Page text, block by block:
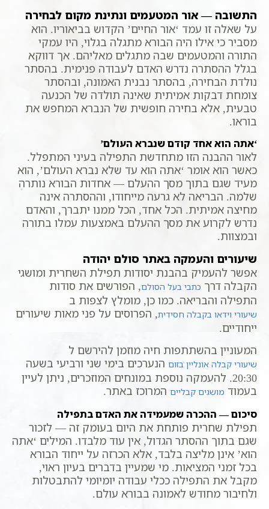
התשובה — אור המטעמים ונתינת מקום לבחירה
על שאלה זו עמד ‘אור החיים’ הקדוש בביאוריו. הוא
מסביר כי אילו היה הבורא מתגלה בגלוי, היו עמקי
התורה והמטעמים שבה מתגלים מאליהם. אך דווקא
בגלל ההסתרה נדרש האדם לעבודה פנימית. בהסתר
נולדת הבחירה, בהסתר נבנית האמונה, ובהסתר
צומחת דבקות אמיתית שאינה תולדה של הכנעה
טבעית, אלא בחירה חופשית של הנברא המחפש את
בוראו.
‘אתה הוא אחד קודם שנברא העולם’
לאור ההבנה הזו מתחדשת התפילה בעיני המתפלל.
כאשר הוא אומר ‘אתה הוא עד שלא נברא העולם’, הוא
מעיד שגם בתוך מסך ההעלם — אחדות הבורא נותרה
שלמה. הבריאה לא גרעה מייחודו, וההסתרה אינה
מחיצה אמיתית. הכל אחד, הכל ממנו יתברך, והאדם
נדרש לקרוע את מסך ההעלם באמצעות עמלו בתורה
ובמצוות.
שיעורים והעמקה באתר סולם יהודה
אפשר להעמיק בהבנת יסודות תפילת השחרית ומושגי
הקבלה דרך כתבי בעל הסולם, הפורשים את סודות
התפילה והבריאה. כמו כן, מומלץ לצפות ב
שיעורי וידאו בקבלה חסידית, הפרוסים על פני מאות שיעורים
ייחודיים.
המעוניין בהשתתפות חיה מוזמן להירשם ל
שיעורי קבלה אונליין בזום הנערכים בימי שני ורביעי בשעה
20:30. להעמקה נוספת במונחים המוזכרים, ניתן לעיין
בעמוד מושגים קבליים המרוכז באתר.
סיכום — ההכרה שמעמידה את האדם בתפילה
תפילת שחרית פותחת את היום בעומק זה — לזכור
שגם בתוך ההסתר הגדול, אין עוד מלבדו. המילים ‘אתה
הוא’ אינן מליצה בלבד, אלא הכרזה על ייחוד הבורא
בכל זמני המציאות. מי שמעיין בדברים בעיון ראוי,
מקבל את התפילה ככלי עבודה יומיומי להתבטלות
ולחיבור מחודש לאמונה בבורא עולם.